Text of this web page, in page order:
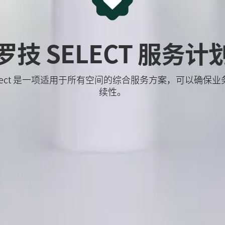
技 SELECT 服务计
是一项适用于所有空间的综合服务方案，可以确保业
续性。